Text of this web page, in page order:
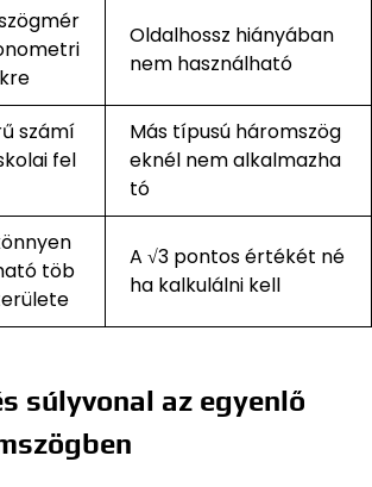
Oldalhossz hiányában
nem használható
számí
fel
Más típusú háromszög
eknél nem alkalmazha
tó
töb
A √3 pontos értékét né
ha kalkulálni kell
súlyvonal az egyenlő